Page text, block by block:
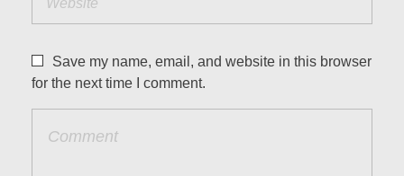
Save my name, email, and website in this browser
for the next time I comment.